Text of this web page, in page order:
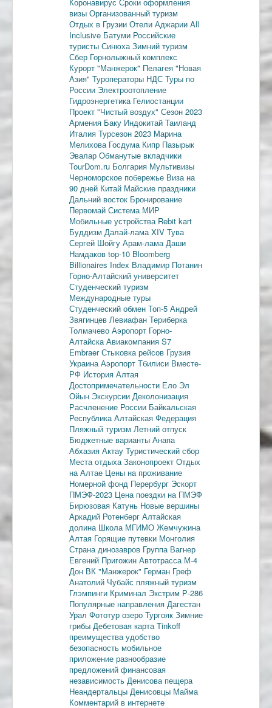
визы Организованный туризм
Отдых в Грузии Отели Аджарии All
Inclusive Батуми Российские
туристы Синюха Зимний туризм
Сбер Горнолыжный комплекс
Курорт "Манжерок" Пелагея "Новая
Азия" Туроператоры НДС Туры по
России Электроотопление
Гидроэнергетика Гелиостанции
Проект "Чистый воздух" Сезон 2023
Армения Баку Индокитай Таиланд
Италия Турсезон 2023 Марина
Мелихова Госдума Кипр Пазырык
Эвалар Обманутые вкладчики
TourDom.ru Болгария Мультивизы
Черноморское побережье Виза на
90 дней Китай Майские праздники
Дальний восток Бронирование
Первомай Система МИР
Мобильные устройства Rebit kart
Буддизм Далай-лама XIV Тува
Сергей Шойгу Арам-лама Даши
Намдаков top-10 Bloomberg
Billionaires Index Владимир Потанин
Горно-Алтайский университет
Студенческий туризм
Международные туры
Студенческий обмен Топ-5 Андрей
Звягинцев Левиафан Териберка
Толмачево Аэропорт Горно-
Алтайска Авиакомпания S7
EmbraerСтыковка рейсов Грузия
Украина Аэропорт Тбилиси Вместе-
РФ История Алтая
Достопримечательности Ело Эл
Ойын Экскурсии Деколонизация
Расчленение России Байкальская
Республика Алтайская Федерация
Пляжный туризм Летний отпуск
Бюджетные варианты Анапа
Абхазия Актау Туристический сбор
Места отдыха Законопроект Отдых
на Алтае Цены на проживание
Номерной фонд Перербург Эскорт
ПМЭФ-2023 Цена поездки на ПМЭФ
Бирюзовая Катунь Новые вершины
Аркадий Ротенберг Алтайская
долина Школа МГИМО Жемчужина
Алтая Горящие путевки Монголия
Страна динозавров Группа Вагнер
Евгений Пригожин Автотрасса М-4
Дон ВК "Манжерок" Герман Греф
Анатолий Чубайс пляжный туризм
Глэмпинги Криминал Экстрим Р-286
Популярные направления Дагестан
Урал Фототур озеро Тургояк Зимние
грибы Дебетовая карта Tinkoff
преимущества удобство
безопасность мобильное
приложение разнообразие
предложений финансовая
независимость Денисова пещера
Неандертальцы Денисовцы Майма
Комментарий в интернете